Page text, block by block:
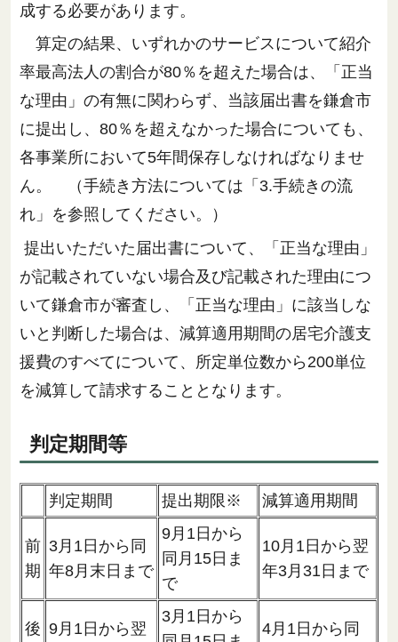
成する必要があります。
算定の結果、いずれかのサービスについて紹介
率最高法人の割合が80％を超えた場合は、「正当
な理由」の有無に関わらず、当該届出書を鎌倉市
に提出し、80％を超えなかった場合についても、
各事業所において5年間保存しなければなりませ
ん。 （手続き方法については「3.手続きの流
れ」を参照してください。）
提出いただいた届出書について、「正当な理由」
が記載されていない場合及び記載された理由につ
いて鎌倉市が審査し、「正当な理由」に該当しな
いと判断した場合は、減算適用期間の居宅介護支
援費のすべてについて、所定単位数から200単位
を減算して請求することとなります。
判定期間等
判定期間 提出期限※ 減算適用期間
前
期
3月1日から同
年8月末日まで
9月1日から
同月15日ま
で
10月1日から翌
年3月31日まで
後 9月1日から翌
3月1日から
4月1日から同